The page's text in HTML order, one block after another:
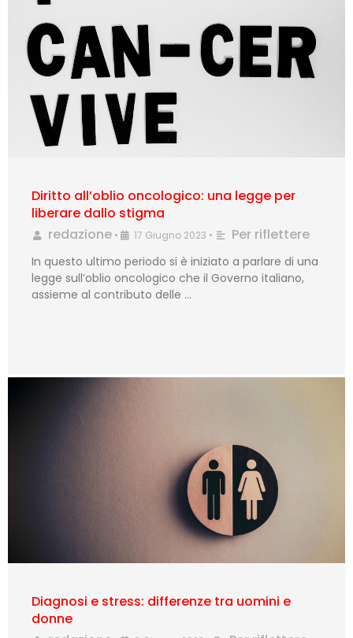
Diritto all’oblio oncologico: una legge per
liberare dallo stigma
redazione • 17 Giugno 2023 • Per riflettere
In questo ultimo periodo si è iniziato a parlare di una
legge sull’oblio oncologico che il Governo italiano,
assieme al contributo delle …
Diagnosi e stress: differenze tra uomini e
donne